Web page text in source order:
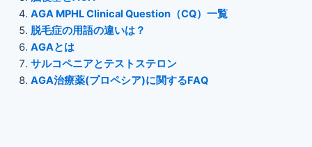
AGA MPHL Clinical Question（CQ）一覧
脱毛症の用語の違いは？
AGAとは
サルコペニアとテストステロン
AGA治療薬(プロペシア)に関するFAQ